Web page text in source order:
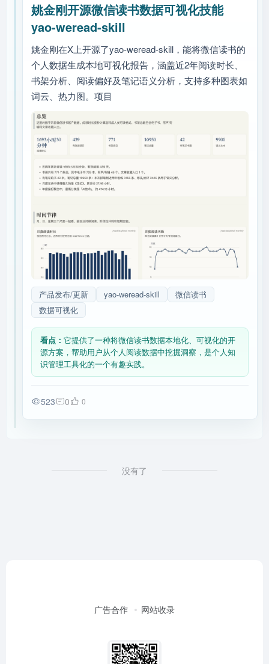
姚金刚开源微信读书数据可视化技能
yao-weread-skill
姚金刚在X上开源了yao-weread-skill，能将微信读书的
个人数据生成本地可视化报告，涵盖近2年阅读时长、
书架分析、阅读偏好及笔记语义分析，支持多种图表如
词云、热力图。项目
产品发布/更新 yao-weread-skill
微信读书
数据可视化
看点： 它提供了一种将微信读书数据本地化、可视化的开
源方案，帮助用户从个人阅读数据中挖掘洞察，是个人知
识管理工具化的一个有趣实践。
523 0 0
没有了
广告合作 网站收录